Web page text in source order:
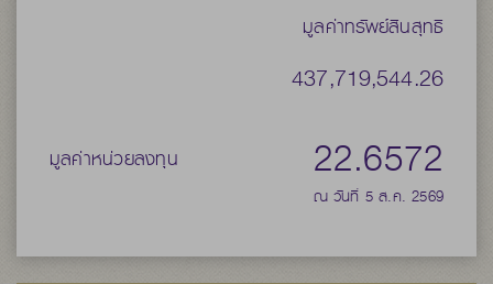
มูลค่าทรัพย์สินสุทธิ
437,719,544.26
มูลค่าหน่วยลงทุน 22.6572
ณ วันที่ 5 ส.ค. 2569